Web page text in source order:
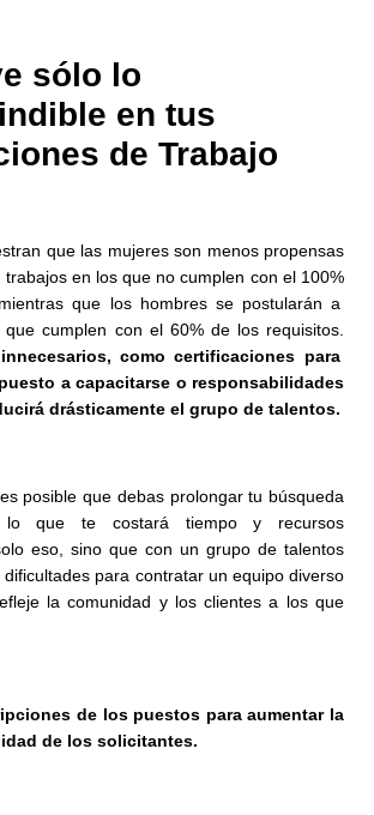
sólo lo
en tus
de Trabajo
que las mujeres son menos propensas
en los que no cumplen con el 100%
que los hombres se postularán a
cumplen con el 60%de los requisitos.
como certificaciones para
a capacitarse o responsabilidades
drásticamente el grupo de talentos.
posible que debas prolongar tu búsqueda
lo que te costará tiempo y recursos
eso, sino que con un grupo de talentos
para contratar un equipo diverso
la comunidad y los clientes a los que
de los puestos para aumentar la
de los solicitantes.